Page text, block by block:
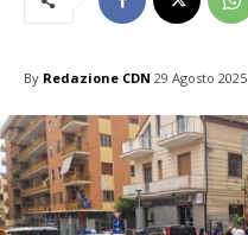
By Redazione CDN 29 Agosto 2025